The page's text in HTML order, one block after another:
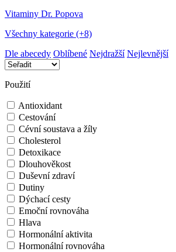
Vitaminy Dr. Popova
Všechny kategorie (+8)
Dle abecedy Oblíbené Nejdražší Nejlevnější
Použití
Antioxidant
Cestování
Cévní soustava a žíly
Cholesterol
Detoxikace
Dlouhověkost
Duševní zdraví
Dutiny
Dýchací cesty
Emoční rovnováha
Hlava
Hormonální aktivita
Hormonální rovnováha